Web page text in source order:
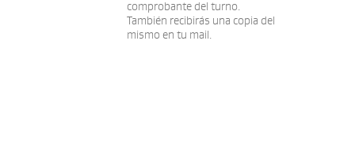
comprobante del turno.
También recibirás una copia del
mismo en tu mail.